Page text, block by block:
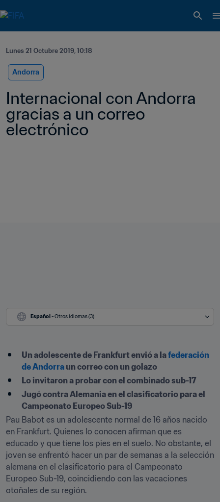
Lunes 21 Octubre 2019, 10:18
Andorra
Internacional con Andorra
gracias a un correo
electrónico
Español - Otros idiomas (3)
Un adolescente de Frankfurt envió a la federación
de Andorra un correo con un golazo
Lo invitaron a probar con el combinado sub-17
Jugó contra Alemania en el clasificatorio para el
Campeonato Europeo Sub-19
Pau Babot es un adolescente normal de 16 años nacido
en Frankfurt. Quienes lo conocen afirman que es
educado y que tiene los pies en el suelo. No obstante, el
joven se enfrentó hacer un par de semanas a la selección
alemana en el clasificatorio para el Campeonato
Europeo Sub-19, coincidiendo con las vacaciones
otoñales de su región.